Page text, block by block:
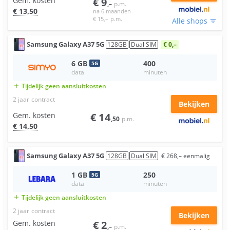
,– p.m.
na 6 maanden
€ 15,– p.m.
€ 13,50
Alle shops filter_list
SamsungGalaxy A37 5G 128GB Dual SIM € 0,–
6 GB 5G
data
400
minuten
2 jaar contract
€ 14,50 p.m.
Gem. kosten
€ 14,50
Bekijken
add Tijdelijk geen aansluitkosten
SamsungGalaxy A37 5G 128GB Dual SIM €268,–eenmalig
1 GB 5G
data
250
minuten
2 jaar contract
€2,– p.m.
Gem. kosten
Bekijken
add Tijdelijk geen aansluitkosten